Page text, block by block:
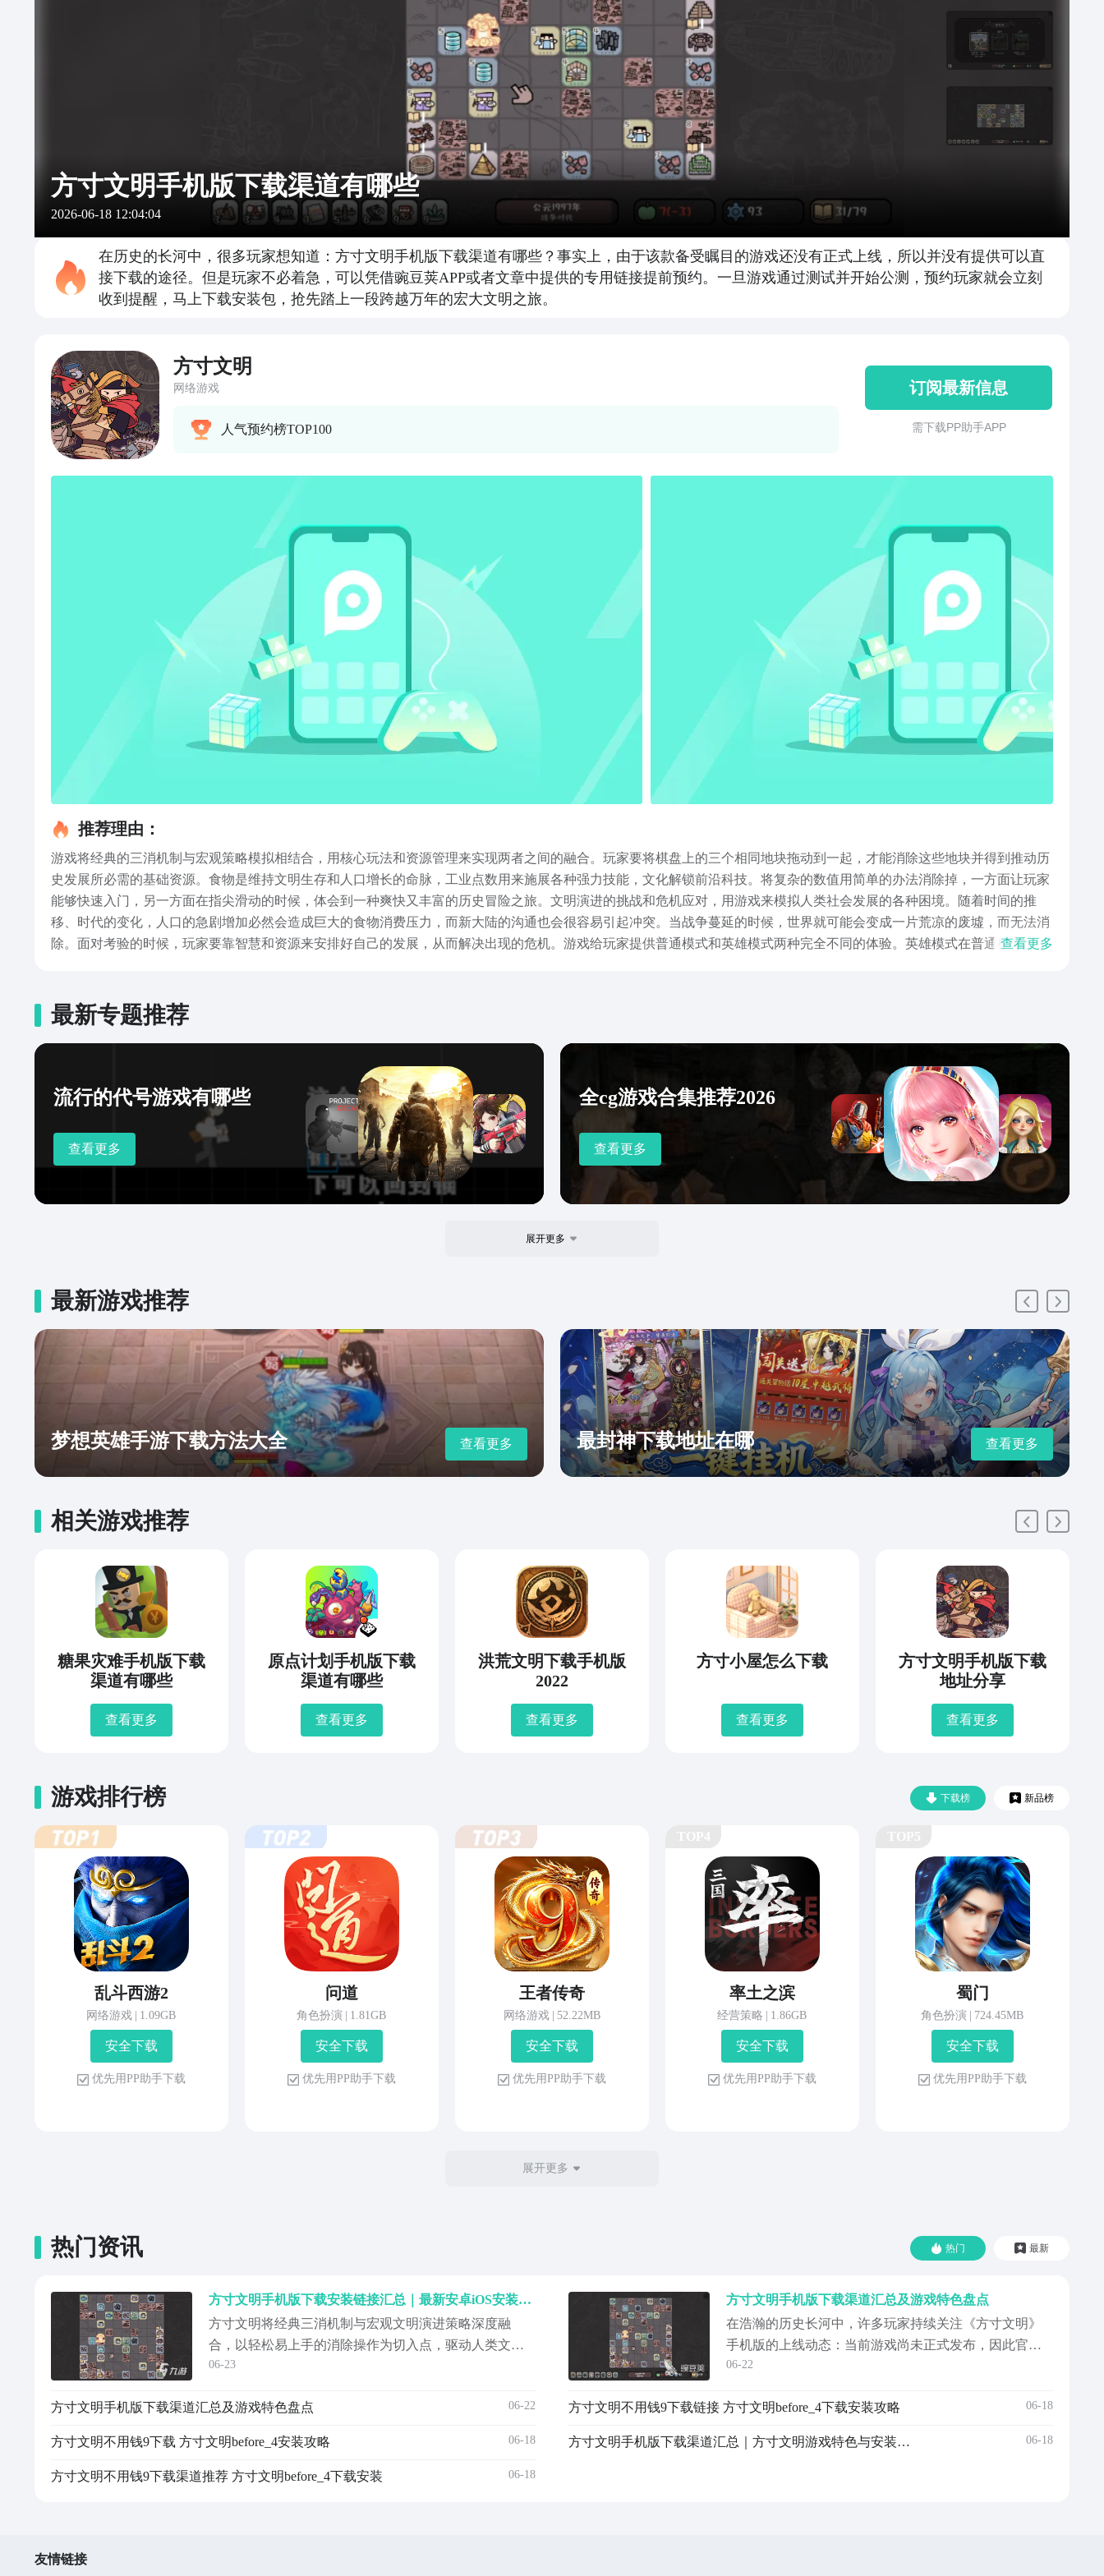
方寸文明手机版下载渠道有哪些
2026-06-18 12:04:04
在历史的长河中，很多玩家想知道：方寸文明手机版下载渠道有哪些？事实上，由于该款备受瞩目的游戏还没有正式上线，所以并没有提供可以直
接下载的途径。但是玩家不必着急，可以凭借豌豆荚APP或者文章中提供的专用链接提前预约。一旦游戏通过测试并开始公测，预约玩家就会立刻
收到提醒，马上下载安装包，抢先踏上一段跨越万年的宏大文明之旅。
方寸文明
网络游戏
人气预约榜TOP100
订阅最新信息
需 下 载 P P 助 手 A P P
推荐理由：
游戏将经典的三消机制与宏观策略模拟相结合，用核心玩法和资源管理来实现两者之间的融合。玩家要将棋盘上的三个相同地块拖动到一起，才能消除这些地块并得到推动历
史发展所必需的基础资源。食物是维持文明生存和人口增长的命脉，工业点数用来施展各种强力技能，文化解锁前沿科技。将复杂的数值用简单的办法消除掉，一方面让玩家
能够快速入门，另一方面在指尖滑动的时候，体会到一种爽快又丰富的历史冒险之旅。文明演进的挑战和危机应对，用游戏来模拟人类社会发展的各种困境。随着时间的推
移、时代的变化，人口的急剧增加必然会造成巨大的食物消费压力，而新大陆的沟通也会很容易引起冲突。当战争蔓延的时候，世界就可能会变成一片荒凉的废墟，而无法消
除。面对考验的时候，玩家要靠智慧和资源来安排好自己的发展，从而解决出现的危机。游戏给玩家提供普通模式和英雄模式两种完全不同的体验。英雄模式在普通模式的基
载渠道还没有公布，但是这并不能阻止玩家提前感受这款游戏独有的魅力。玩家们可以利用豌豆荚和上方链接进行预约，玩家可以轻易地预定以后的游玩资格。游戏把三消休
闲和历史策略融合起来的创新设计，搭配上非常有代入感的视听效果，使这款游戏受到了无尽的期待。
查看更多
最新专题推荐
流行的代号游戏有哪些
查看更多
全cg游戏合集推荐2026
查看更多
展开更多
最新游戏推荐
梦想英雄手游下载方法大全 查看更多 最封神下载地址在哪 查看更多
相关游戏推荐
糖果灾难手机版下载
渠道有哪些
查看更多
原点计划手机版下载
渠道有哪些
查看更多
洪荒文明下载手机版
2022
查看更多
方寸小屋怎么下载
查看更多
方寸文明手机版下载
地址分享
查看更多
下载榜 新品榜
游戏排行榜
乱斗西游2
网络游戏 1.09GB
安 全 下 载
优 先 用 P P 助 手 下 载
问道
角色扮演 1.81GB
安 全 下 载
优 先 用 P P 助 手 下 载
王者传奇
网络游戏 52.22MB
安 全 下 载
优 先 用 P P 助 手 下 载
率土之滨
经营策略 1.86GB
安 全 下 载
优 先 用 P P 助 手 下 载
蜀门
角色扮演 724.45MB
安 全 下 载
优 先 用 P P 助 手 下 载
展开更多
热门 最新
热门资讯
方寸文明手机版下载安装链接汇总｜最新安卓iOS安装包获取
方寸文明将经典三消机制与宏观文明演进策略深度融
合，以轻松易上手的消除操作为切入点，驱动人类文明
跨越万年长河。从原始部落到星际远征，玩家将在方寸
注这款创新玩法作品，正积极寻找官方下载渠道。以下
掌文明兴衰。【
06-23
方寸文明手机版下载渠道汇总及游戏特色盘点 06-22
方寸文明不用钱9下载 方寸文明before_4安装攻略 06-18
方寸文明不用钱9下载渠道推荐 方寸文明before_4下载安装 06-18
方寸文明手机版下载渠道汇总及游戏特色盘点
在浩瀚的历史长河中，许多玩家持续关注《方寸文明》
手机版的上线动态：当前游戏尚未正式发布，因此官方
未开放直接下载渠道。但玩家可提前通过指定预约入口
系统将第一时间推送通知，方便用户快速获取安装包，
最新预约地址
06-22
方寸文明不用钱9下载链接 方寸文明before_4下载安装攻略 06-18
方寸文明手机版下载渠道汇总｜方寸文明游戏特色与安装方式详解 06-18
友情链接